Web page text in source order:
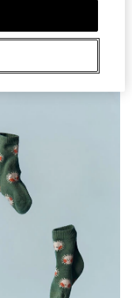
14,95 €